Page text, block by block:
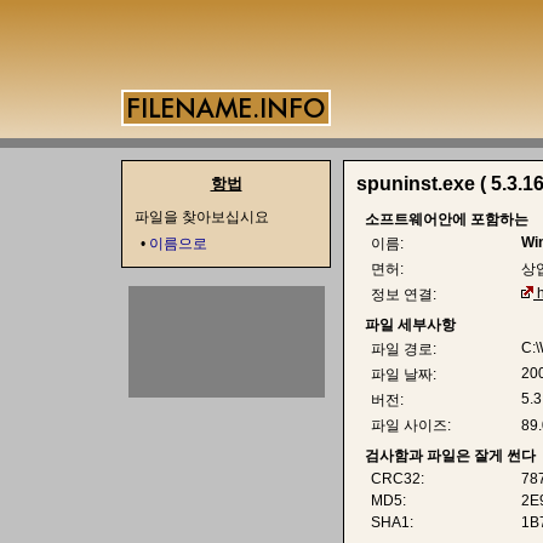
spuninst.exe (
소프트웨어안에 포함하는
이름:
면허:
상
정보 연결:
파일 세부사항
파일 경로:
파일 날짜:
버전:
파일 사이즈:
검사함과 파일은 잘게 썬다
CRC32:
MD5:
SHA1:
항법
파일을 찾아보십시요
• 이름으로